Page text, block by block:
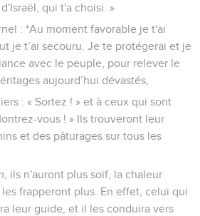
qui t'a choisi. »
: *Au moment favorable je t'ai
je t’ai secouru. Je te protégerai et je
avec le peuple, pour relever le
aujourd’hui dévastés,
: « Sortez ! » et à ceux qui sont
vous ! » Ils trouveront leur
et des pâturages sur tous les
ils n'auront plus soif, la chaleur
frapperont plus. En effet, celui qui
leur guide, et il les conduira vers